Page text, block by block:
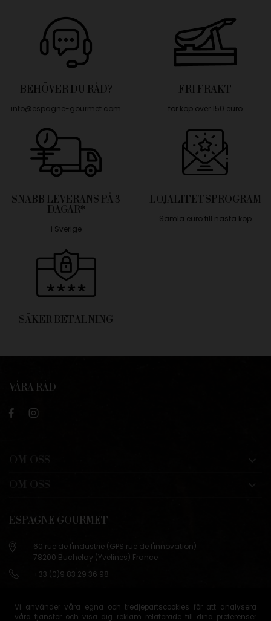
Vi använder våra egna och tredjepartscookies för att analysera
våra tjänster och visa dig reklam relaterade till dina preferenser
BEHÖVER DU RÅD?
info@espagne-gourmet.com
FRI FRAKT
för köp över 150 euro
SNABB LEVERANS PÅ 3
DAGAR*
i Sverige
LOJALITETSPROGRAM
Samla euro till nästa köp
SÄKER BETALNING
VÅRA RÅD
ESPAGNE GOURMET
60 rue de l'industrie (GPS rue de l'innovation)
78200 Buchelay (Yvelines) France
+33 (0)9 83 29 36 98
78200 Buchelay (Yvelines) France